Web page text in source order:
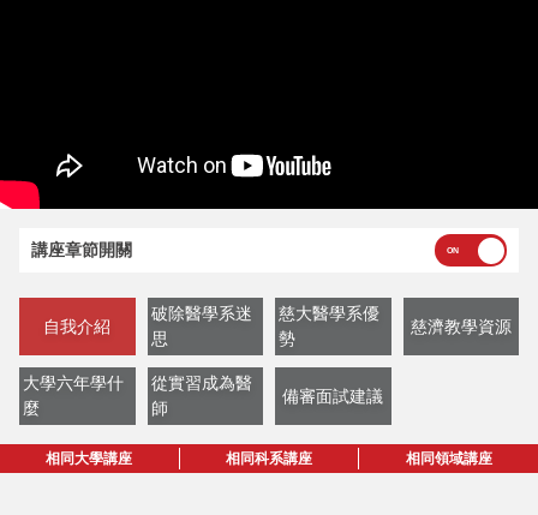
講座章節開關
自我介紹
破除醫學系迷
思
慈大醫學系優
勢
慈濟教學資源
大學六年學什
麼
從實習成為醫
師
備審面試建議
相同大學講座 相同科系講座 相同領域講座